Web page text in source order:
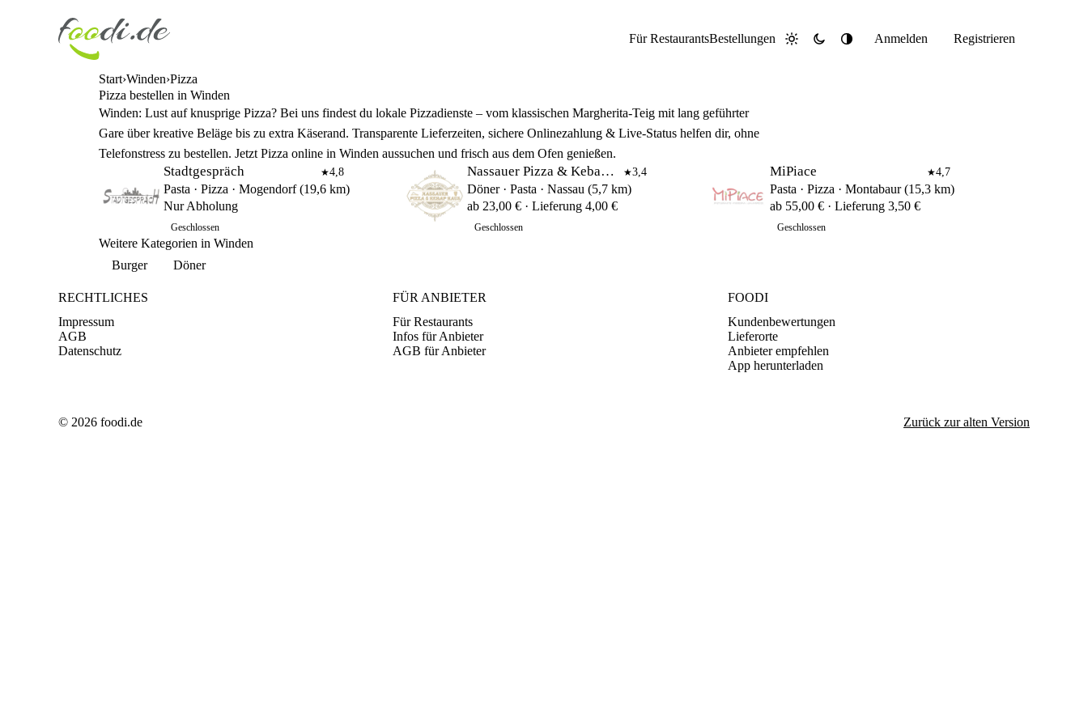
Für RestaurantsBestellungen Hell DunkelSystemAnmelden Registrieren
Start Winden Pizza
Pizza bestellen in Winden
Winden: Lust auf knusprige Pizza? Bei uns findest du lokale Pizzadienste – vom klassischen Margherita‑Teig mit lang geführter
Gare über kreative Beläge bis zu extra Käserand. Transparente Lieferzeiten, sichere Onlinezahlung & Live‑Status helfen dir, ohne
Telefonstress zu bestellen. Jetzt Pizza online in Winden aussuchen und frisch aus dem Ofen genießen.
Stadtgespräch ★4,8
Pasta · Pizza · Mogendorf (19,6 km)
Nur Abholung
Geschlossen
Nassauer Pizza & Kebap Haus ★3,4
Döner · Pasta · Nassau (5,7 km)
ab 23,00 € · Lieferung 4,00 €
Geschlossen
MiPiace ★4,7
Pasta · Pizza · Montabaur (15,3 km)
ab 55,00 € · Lieferung 3,50 €
Geschlossen
Weitere Kategorien in Winden
Burger
Döner
RECHTLICHES
Impressum
AGB
Datenschutz
FÜR ANBIETER
Für Restaurants
Infos für Anbieter
AGB für Anbieter
FOODI
Kundenbewertungen
Lieferorte
Anbieter empfehlen
App herunterladen
© 2026 foodi.de Zurück zur alten Version